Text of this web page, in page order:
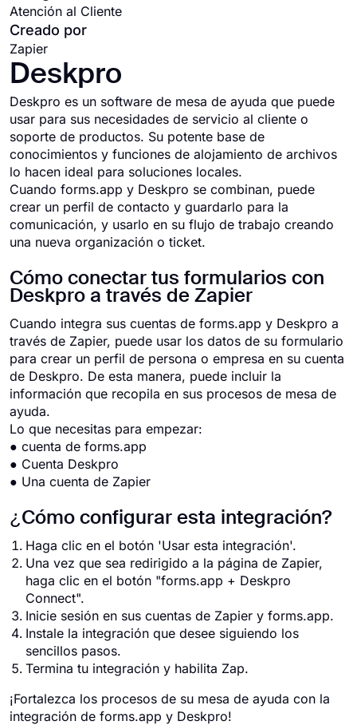
Atención al Cliente
Creado por
Zapier
Deskpro
Deskpro es un software de mesa de ayuda que puede
usar para sus necesidades de servicio al cliente o
soporte de productos. Su potente base de
conocimientos y funciones de alojamiento de archivos
lo hacen ideal para soluciones locales.
Cuando forms.app y Deskpro se combinan, puede
crear un perfil de contacto y guardarlo para la
comunicación, y usarlo en su flujo de trabajo creando
una nueva organización o ticket.
Cómo conectar tus formularios con
Deskpro a través de Zapier
Cuando integra sus cuentas de forms.app y Deskpro a
través de Zapier, puede usar los datos de su formulario
para crear un perfil de persona o empresa en su cuenta
de Deskpro. De esta manera, puede incluir la
información que recopila en sus procesos de mesa de
ayuda.
Lo que necesitas para empezar:
● cuenta de forms.app
● Cuenta Deskpro
● Una cuenta de Zapier
¿Cómo configurar esta integración?
Haga clic en el botón 'Usar esta integración'.
Una vez que sea redirigido a la página de Zapier,
haga clic en el botón "forms.app + Deskpro
Connect".
Inicie sesión en sus cuentas de Zapier y forms.app.
Instale la integración que desee siguiendo los
sencillos pasos.
Termina tu integración y habilita Zap.
¡Fortalezca los procesos de su mesa de ayuda con la
integración de forms.app y Deskpro!